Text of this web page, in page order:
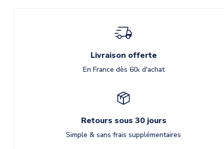
Livraison offerte
En France dès 60€d'achat
Retours sous 30 jours
Simple & sans frais supplémentaires